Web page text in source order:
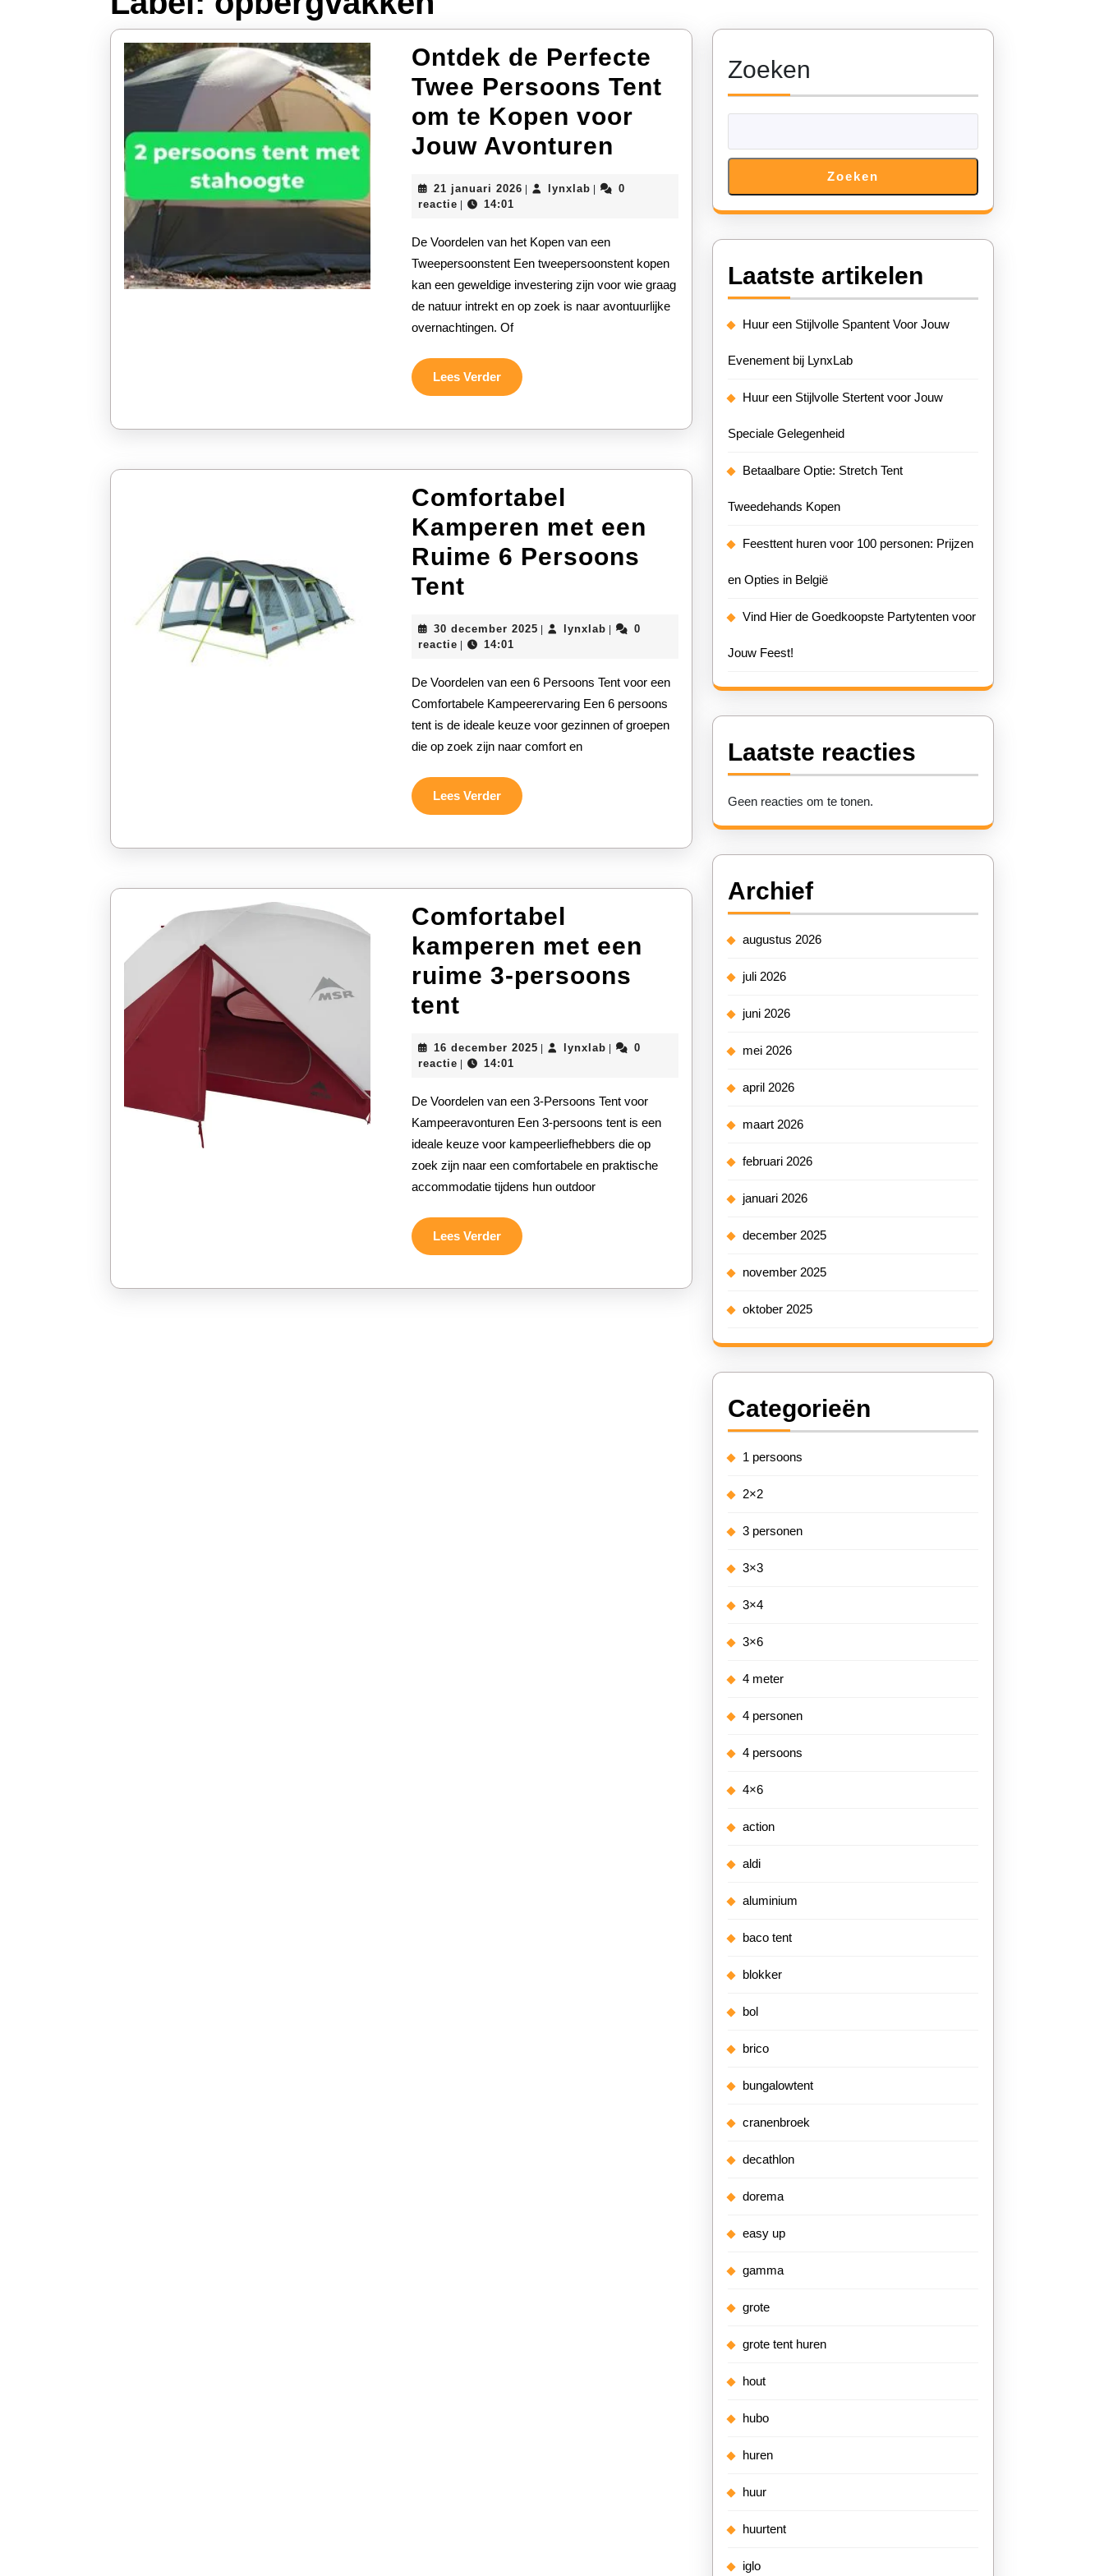
Ontdek de Perfecte
Twee Persoons Tent
om te Kopen voor
Jouw Avonturen
Perfecte
Persoons
Tent
Avonturen
21 januari 202621
lynxlablynxlab
0
reactie
14:01
De Voordelen van het Kopen van een
Tweepersoonstent Een tweepersoonstent kopen
kan een geweldige investering zijn voor wie graag
de natuur intrekt en op zoek is naar avontuurlijke
overnachtingen. Of
Lees VerderLees
Verder
Comfortabel
Kamperen met een
Ruime 6 Persoons
TentComfortabel
met
een
Ruime
6
Persoons
Tent
30 december 202530
lynxlablynxlab
0
reactie
14:01
De Voordelen van een 6 Persoons Tent voor een
Comfortabele Kampeerervaring Een 6 persoons
tent is de ideale keuze voor gezinnen of groepen
die op zoek zijn naar comfort en
Lees VerderLees
Verder
Comfortabel
kamperen met een
ruime 3-persoons
tentComfortabel
met
een
ruime
3-
persoons
tent
16 december 202516
lynxlablynxlab
0
reactie
14:01
De Voordelen van een 3-Persoons Tent voor
Kampeeravonturen Een 3-persoons tent is een
ideale keuze voor kampeerliefhebbers die op
zoek zijn naar een comfortabele en praktische
accommodatie tijdens hun outdoor
Lees VerderLees
Verder
Zoeken
Zoeken
Laatste artikelen
Huur een Stijlvolle Spantent Voor Jouw
Evenement bij LynxLab
Huur een Stijlvolle Stertent voor Jouw
Speciale Gelegenheid
Betaalbare Optie: Stretch Tent
Tweedehands Kopen
Feesttent huren voor 100 personen: Prijzen
en Opties in België
Vind Hier de Goedkoopste Partytenten voor
Jouw Feest!
Laatste reacties
Geen reacties om te tonen.
Archief
augustus 2026
juli 2026
juni 2026
mei 2026
april 2026
maart 2026
februari 2026
januari 2026
december 2025
november 2025
oktober 2025
Categorieën
1 persoons
2×2
3 personen
3×3
3×4
3×6
4 meter
4 personen
4 persoons
4×6
action
aldi
aluminium
baco tent
blokker
bol
brico
bungalowtent
cranenbroek
decathlon
dorema
easy up
gamma
grote
grote tent huren
hout
hubo
huren
huur
huurtent
iglo